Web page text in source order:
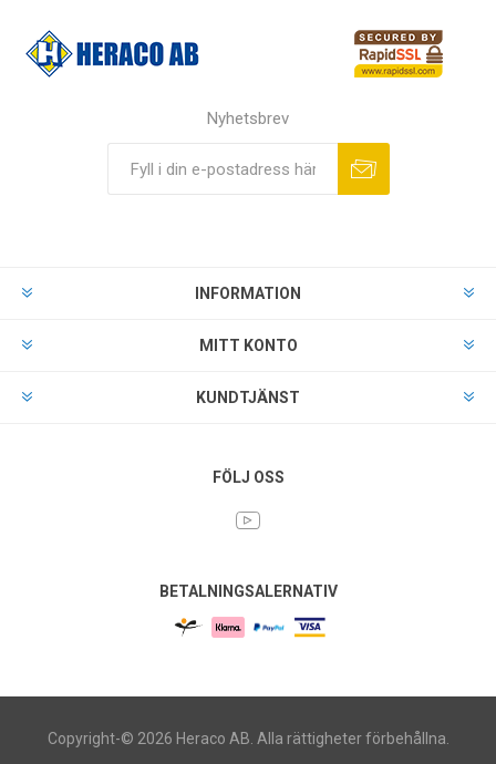
Nyhetsbrev
INFORMATION
MITT KONTO
KUNDTJÄNST
FÖLJ OSS
BETALNINGSALERNATIV
Copyright-© 2026 Heraco AB. Alla rättigheter förbehållna.